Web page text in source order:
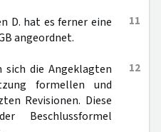
11
D. hat es ferner eine
angeordnet.
12
sich die Angeklagten
formellen und
Revisionen. Diese
Beschlussformel